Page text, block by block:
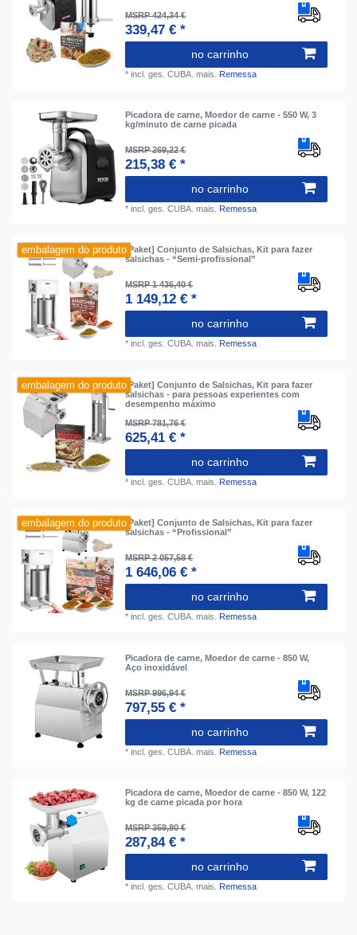
MSRP 424,34 €
339,47 € *
no carrinho
*incl. ges. CUBA. mais. Remessa
Picadora de carne, Moedor de carne - 550 W, 3
kg/minuto de carne picada
MSRP 269,22 €
215,38 € *
no carrinho
*incl. ges. CUBA. mais. Remessa
embalagem do produto[Paket] Conjunto de Salsichas, Kit para fazer
salsichas - “Semi-profissional”
MSRP 1 436,40 €
1 149,12 € *
no carrinho
*incl. ges. CUBA. mais. Remessa
embalagem do produto[Paket] Conjunto de Salsichas, Kit para fazer
salsichas - para pessoas experientes com
desempenho máximo
MSRP 781,76 €
625,41 € *
no carrinho
*incl. ges. CUBA. mais. Remessa
embalagem do produto[Paket] Conjunto de Salsichas, Kit para fazer
salsichas - “Profissional”
MSRP 2 057,58 €
1 646,06 € *
no carrinho
*incl. ges. CUBA. mais. Remessa
Picadora de carne, Moedor de carne - 850 W,
Aço inoxidável
MSRP 996,94 €
797,55 € *
no carrinho
*incl. ges. CUBA. mais. Remessa
Picadora de carne, Moedor de carne - 850 W, 122
kg de carne picada por hora
MSRP 359,80 €
287,84 € *
no carrinho
*incl. ges. CUBA. mais. Remessa